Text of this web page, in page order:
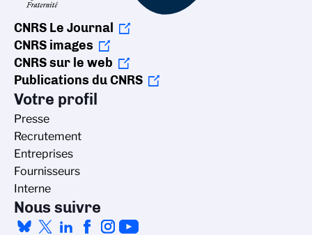
CNRS Le Journal
CNRS images
CNRS sur le web
Publications du CNRS
Votre profil
Presse
Recrutement
Entreprises
Fournisseurs
Interne
Nous suivre